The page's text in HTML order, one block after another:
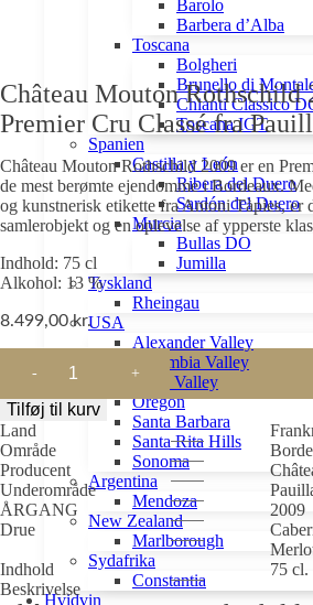
Barolo
Barbera d’Alba
Toscana
Bolgheri
Brunello di
Chianti Classico
Toscana IGT
Spanien
Castilla y León
Ribera del Duero
Sardón del Duero
Murcia
Bullas DO
Jumilla
Tyskland
Rheingau
USA
Alexander Valley
Columbia Valley
Napa Valley
Oregon
Santa Barbara
Santa Rita Hills
Sonoma
Argentina
Mendoza
New Zealand
Marlborough
Sydafrika
Constantia
Hvidvin
Château Mouton Rothschild
Premier Cru Classé fra
Château Mouton Rothschild 2009 er en
de mest berømte ejendomme i Bordeaux.
og kunstnerisk etikette fra Antoni Tàpies, er
samlerobjekt og en oplevelse af ypperste
Indhold: 75 cl
Alkohol: 13 %
8.499,00kr.
Mouton
Rothschild
2009
antal
Tilføj til kurv
Land
Område
Producent
Underområde
ÅRGANG
2009
Drue
Indhold
75 cl.
Beskrivelse